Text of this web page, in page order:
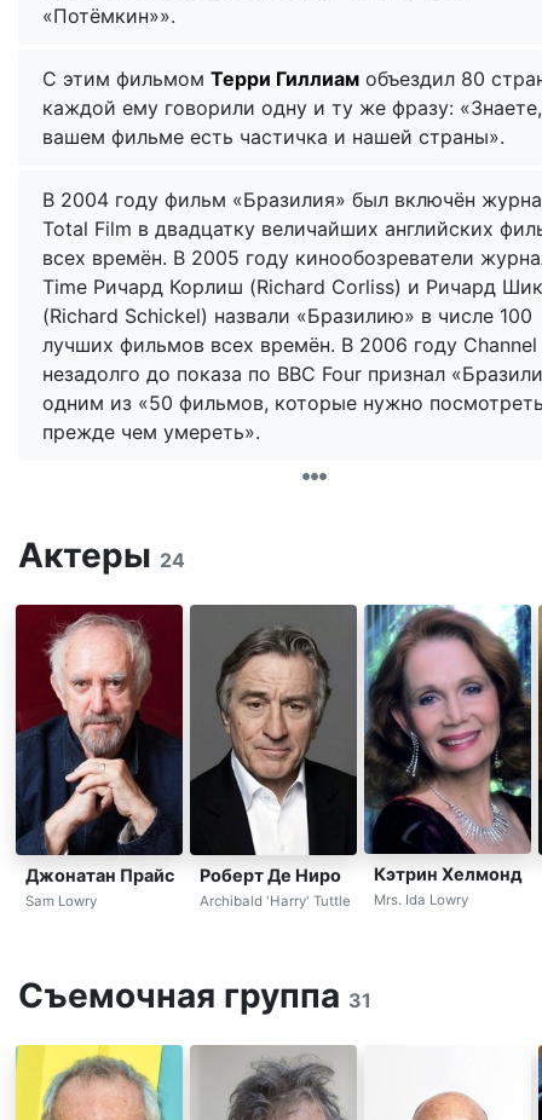
«Потёмкин»».
С этим фильмом Терри Гиллиам объездил 80
каждой ему говорили одну и ту же фразу:
вашем фильме есть частичка и нашей страны».
В 2004 году фильм «Бразилия» был включён
Total Film в двадцатку величайших английских
всех времён. В 2005 году кинообозреватели
Time Ричард Корлиш (Richard Corliss) и Ричард
(Richard Schickel) назвали «Бразилию» в числе 100
лучших фильмов всех времён. В 2006 году Channel
незадолго до показа по BBC Four признал
одним из «50 фильмов, которые нужно
прежде чем умереть».
Актеры 24
Джонатан Прайс
Sam Lowry
Роберт Де Ниро
Archibald 'Harry' Tuttle
Кэтрин Хелмонд
Mrs. Ida Lowry
Съемочная группа 31